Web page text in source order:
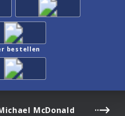
bestellen
McDonald